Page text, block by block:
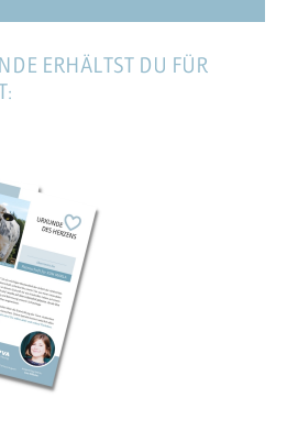
ERHÄLTST DU FÜR